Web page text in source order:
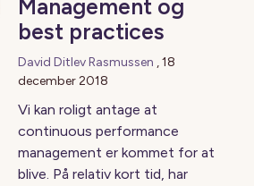
Management og
best practices
David Ditlev Rasmussen ,18
december 2018
Vi kan roligt antage at
continuous performance
management er kommet for at
blive. På relativ kort tid, har